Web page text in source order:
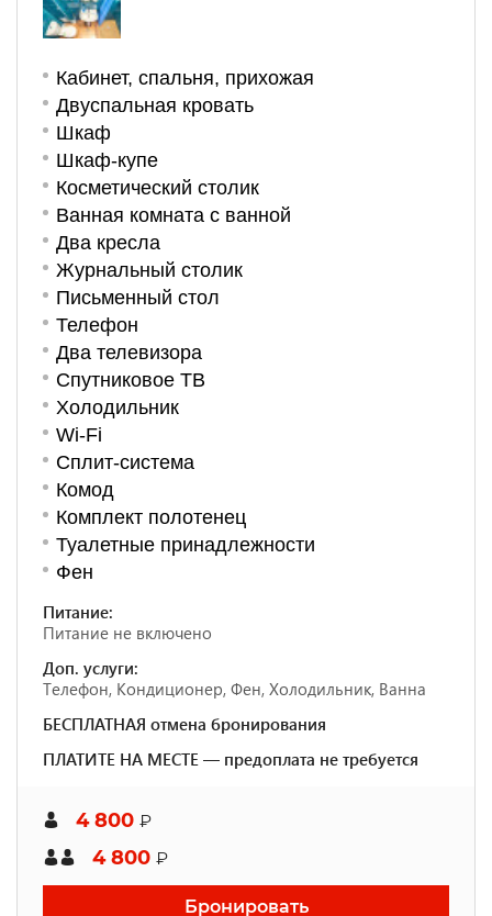
Кабинет, спальня, прихожая
Двуспальная кровать
Шкаф
Шкаф-купе
Косметический столик
Ванная комната с ванной
Два кресла
Журнальный столик
Письменный стол
Телефон
Два телевизора
Спутниковое ТВ
Холодильник
Wi-Fi
Сплит-система
Комод
Комплект полотенец
Туалетные принадлежности
Фен
Питание:
Питание не включено
Доп. услуги:
Телефон, Кондиционер, Фен, Холодильник, Ванна
БЕСПЛАТНАЯ отмена бронирования
ПЛАТИТЕ НА МЕСТЕ — предоплата не требуется
4 800 ₽
4 800 ₽
Бронировать